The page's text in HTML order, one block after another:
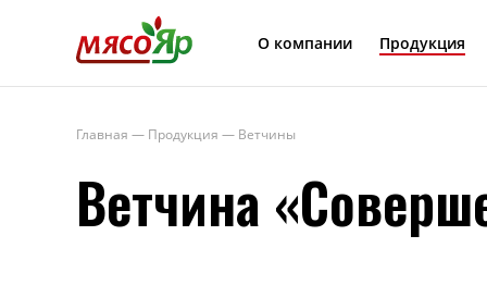
О компании Продукция
Главная — Продукция — Ветчины
Ветчина